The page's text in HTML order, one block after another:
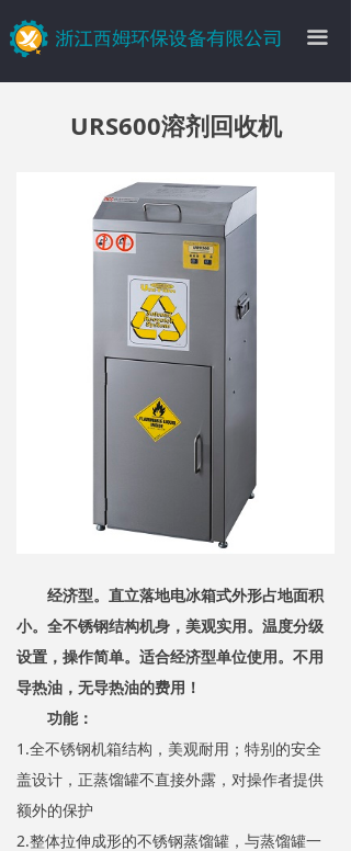
끀
URS600溶剂回收机
经济型。直立落地电冰箱式外形占地面积
小。全不锈钢结构机身，美观实用。温度分级
设置，操作简单。适合经济型单位使用。不用
导热油，无导热油的费用！
功能：
1.全不锈钢机箱结构，美观耐用；特别的安全
盖设计，正蒸馏罐不直接外露，对操作者提供
额外的保护
2.整体拉伸成形的不锈钢蒸馏罐，与蒸馏罐一